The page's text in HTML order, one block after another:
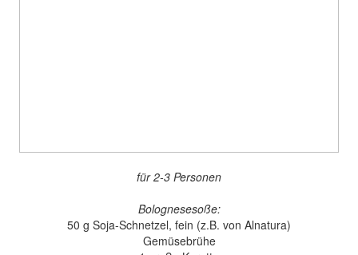
für 2-3 Personen
Bolognesesoße:
50 g Soja-Schnetzel, fein (z.B. von Alnatura)
Gemüsebrühe